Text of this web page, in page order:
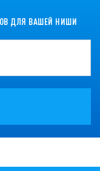
ДЛЯ ВАШЕЙ НИШИ